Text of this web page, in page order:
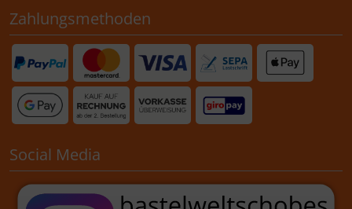
Zahlungsmethoden
Social Media